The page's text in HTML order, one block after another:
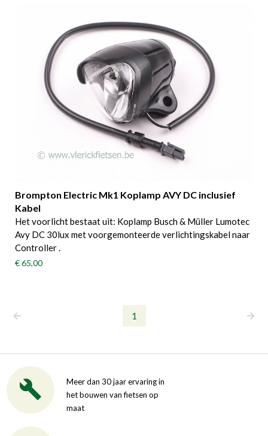
Brompton Electric Mk1 Koplamp AVY DC inclusief
Kabel
Het voorlicht bestaat uit: Koplamp Busch & Müller Lumotec
Avy DC 30lux met voorgemonteerde verlichtingskabel naar
Controller .
€ 65,00
1
Meer dan 30 jaar ervaring in
het bouwen van fietsen op
maat